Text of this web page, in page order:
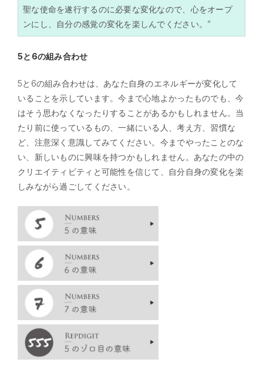
聖な使命を遂行するのに必要な変化なので、心をオープ
ンにし、自分の感覚の変化を楽しんでください。”
5と6の組み合わせ
5と6の組み合わせは、あなた自身のエネルギーが変化して
いることを示しています。今まで心地よかったものでも、今
はそう思わなくなったりすることがあるかもしれません。当
たり前に使っているもの、一緒にいる人、考え方、習慣な
ど、注意深く意識してみてください。今までやったことのな
い、新しいものに興味を持つかもしれません。あなたの中の
クリエイティビティと可能性を信じて、自分自身の変化を楽
しみながら過ごしてください。